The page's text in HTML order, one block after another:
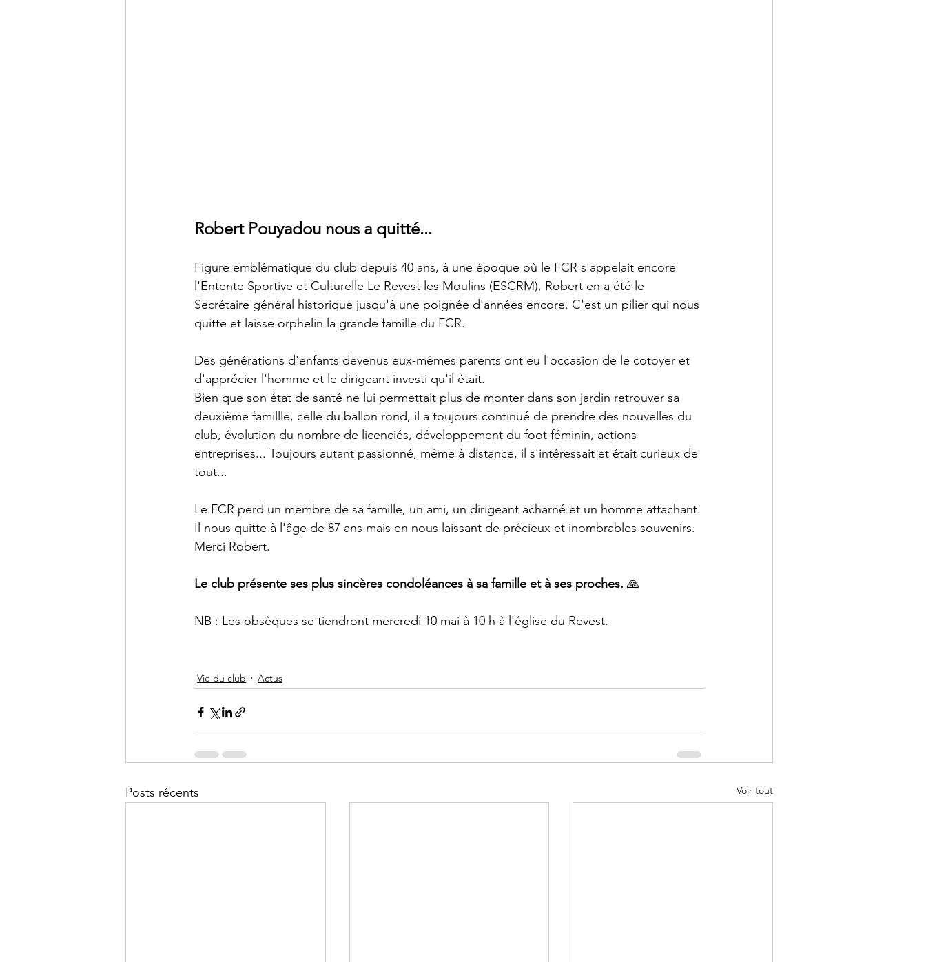
Robert Pouyadou nous a quitté...
Figure emblématique du club depuis 40 ans, à une époque où le FCR s'appelait encore
l'Entente Sportive et Culturelle Le Revest les Moulins (ESCRM), Robert en a été le
Secrétaire général historique jusqu'à une poignée d'années encore. C'est un pilier qui nous
quitte et laisse orphelin la grande famille du FCR.
Des générations d'enfants devenus eux-mêmes parents ont eu l'occasion de le cotoyer et
d'apprécier l'homme et le dirigeant investi qu'il était.
Bien que son état de santé ne lui permettait plus de monter dans son jardin retrouver sa
deuxième famillle, celle du ballon rond, il a toujours continué de prendre des nouvelles du
club, évolution du nombre de licenciés, développement du foot féminin, actions
entreprises... Toujours autant passionné, même à distance, il s'intéressait et était curieux de
tout...
Le FCR perd un membre de sa famille, un ami, un dirigeant acharné et un homme attachant.
Il nous quitte à l'âge de 87 ans mais en nous laissant de précieux et inombrables souvenirs.
Merci Robert.
Le club présente ses plus sincères condoléances à sa famille et à ses proches. 🙏
NB : Les obsèques se tiendront mercredi 10 mai à 10 h à l'église du Revest.
Vie du club Actus
Posts récents Voir tout